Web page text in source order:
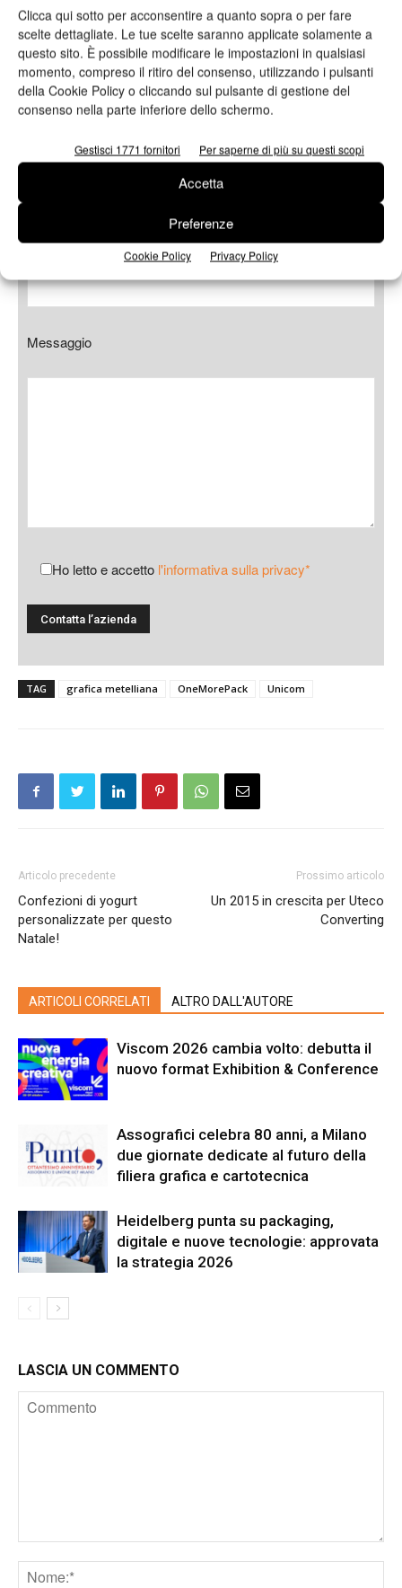
Clicca qui sotto per acconsentire a quanto sopra o per fare
scelte dettagliate. Le tue scelte saranno applicate solamente a
questo sito. È possibile modificare le impostazioni in qualsiasi
momento, compreso il ritiro del consenso, utilizzando i pulsanti
della Cookie Policy o cliccando sul pulsante di gestione del
consenso nella parte inferiore dello schermo.
Gestisci 1771 fornitori Per saperne di più su questi scopi
Accetta
Preferenze
Cookie Policy Privacy Policy
E-mail*
Oggetto
Messaggio
Ho letto e accetto l'informativa sulla privacy*
TAG grafica metelliana OneMorePack Unicom
Articolo precedente
Confezioni di yogurt
personalizzate per questo
Natale!
Prossimo articolo
Un 2015 in crescita per Uteco
Converting
ARTICOLI CORRELATI ALTRO DALL'AUTORE
Viscom 2026 cambia volto: debutta il
nuovo format Exhibition & Conference
Assografici celebra 80 anni, a Milano
due giornate dedicate al futuro della
filiera grafica e cartotecnica
Heidelberg punta su packaging,
digitale e nuove tecnologie: approvata
la strategia 2026
LASCIA UN COMMENTO